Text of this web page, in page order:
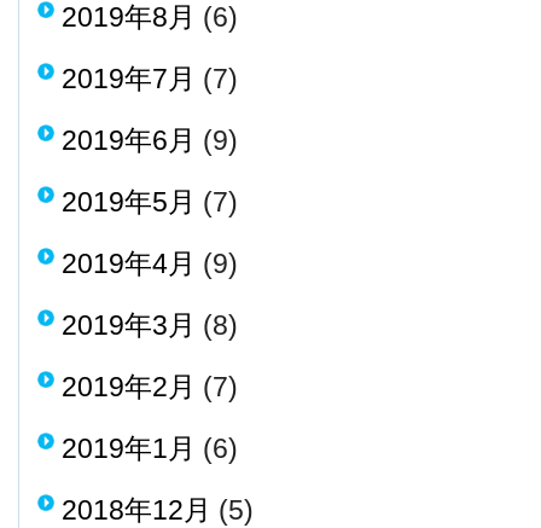
2019年8月 (6)
2019年7月 (7)
2019年6月 (9)
2019年5月 (7)
2019年4月 (9)
2019年3月 (8)
2019年2月 (7)
2019年1月 (6)
2018年12月 (5)